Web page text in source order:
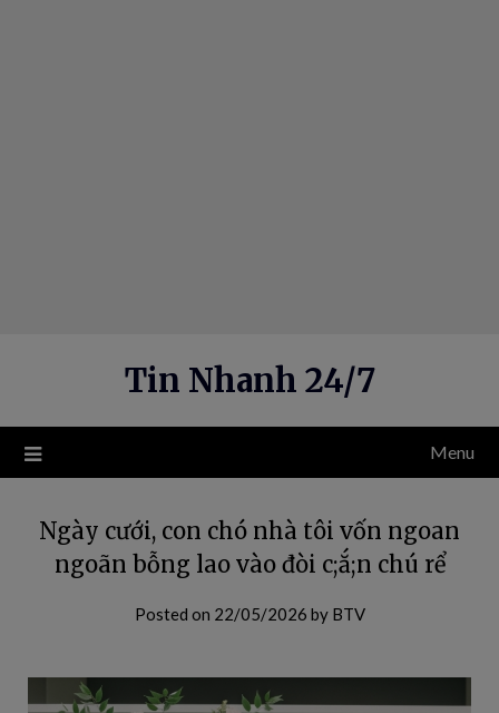
Tin Nhanh 24/7
Menu
Ngày cưới, con chó nhà tôi vốn ngoan
ngoãn bỗng lao vào đòi c;ắ;n chú rể
Posted on 22/05/2026 by BTV